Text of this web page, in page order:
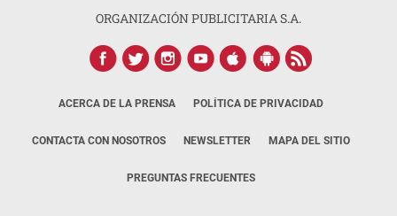
ORGANIZACIÓN PUBLICITARIA S.A.
ACERCA DE LA PRENSA POLÍTICA DE PRIVACIDAD
CONTACTA CON NOSOTROS NEWSLETTER MAPA DEL SITIO
PREGUNTAS FRECUENTES